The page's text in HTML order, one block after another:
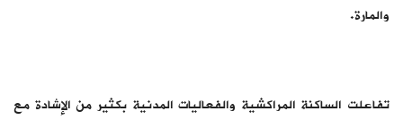
والمارة.
تفاعلت الساكنة المراكشية والفعاليات المدنية بكثير من الإشادة مع